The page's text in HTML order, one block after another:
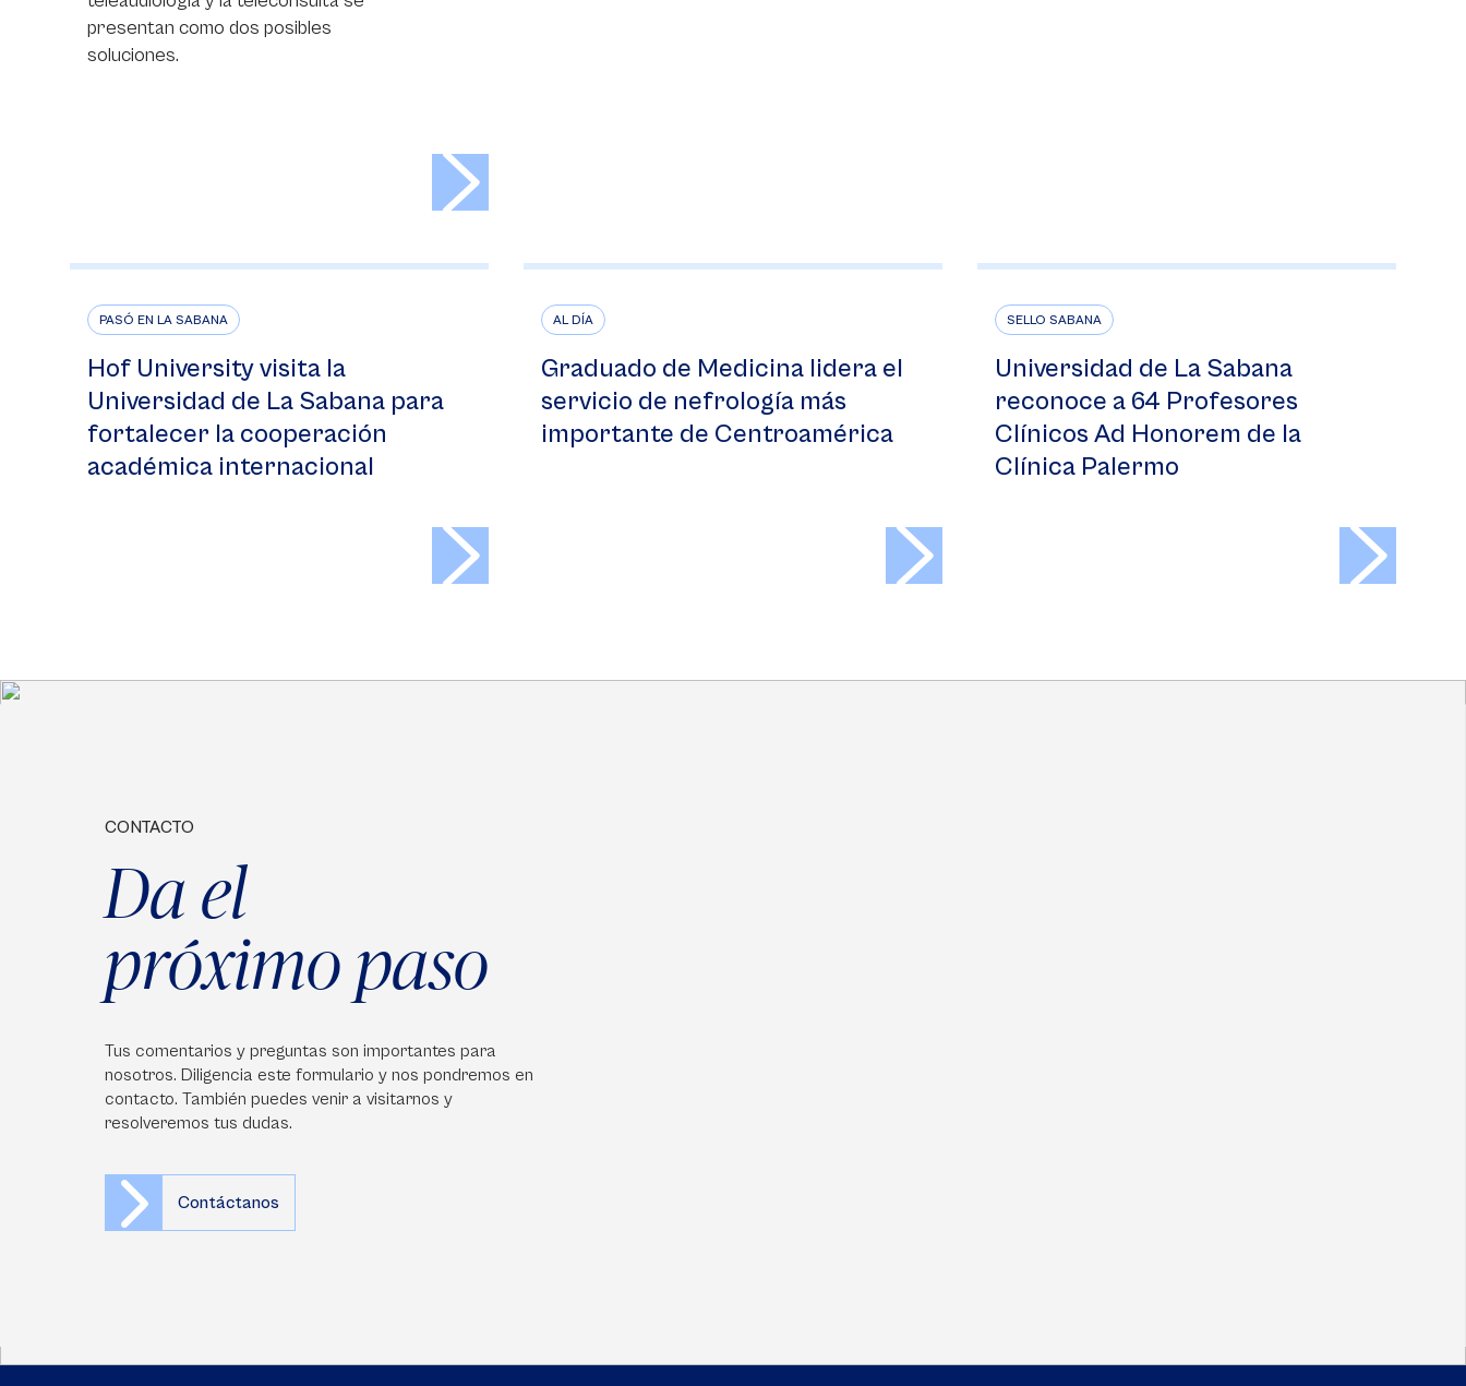
presentan como dos posibles
soluciones.
PASÓ EN LA SABANA
Hof University visita la
Universidad de La Sabana para
fortalecer la cooperación
académica internacional
AL DÍA
Graduado de Medicina lidera el
servicio de nefrología más
importante de Centroamérica
SELLO SABANA
Universidad de La Sabana
reconoce a 64 Profesores
Clínicos Ad Honorem de la
Clínica Palermo
CONTACTO
Da el
próximo paso
Tus comentarios y preguntas son importantes para
nosotros. Diligencia este formulario y nos pondremos en
contacto. También puedes venir a visitarnos y
resolveremos tus dudas.
Contáctanos